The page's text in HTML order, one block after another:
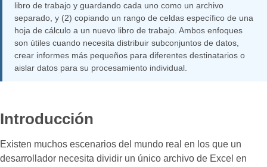
libro de trabajo y guardando cada uno como un archivo
separado, y (2) copiando un rango de celdas específico de una
hoja de cálculo a un nuevo libro de trabajo. Ambos enfoques
son útiles cuando necesita distribuir subconjuntos de datos,
crear informes más pequeños para diferentes destinatarios o
aislar datos para su procesamiento individual.
Introducción
Existen muchos escenarios del mundo real en los que un
desarrollador necesita dividir un único archivo de Excel en